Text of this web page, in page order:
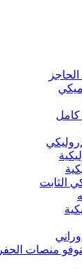
الثابت
منصات الحفر